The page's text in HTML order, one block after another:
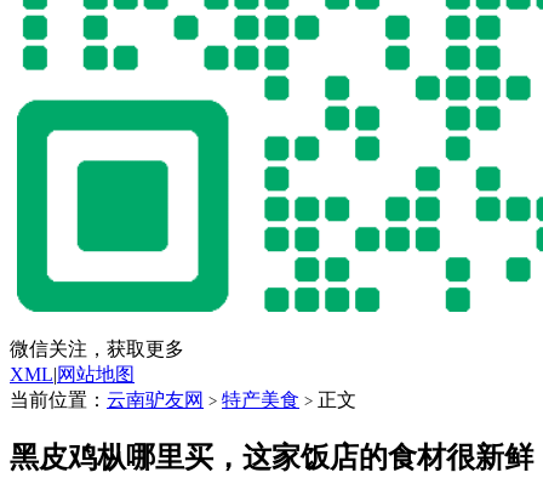
微信关注，获取更多
XML|网站地图
当前位置： 云南驴友网 > 特产美食 > 正文
黑皮鸡枞哪里买，这家饭店的食材很新鲜